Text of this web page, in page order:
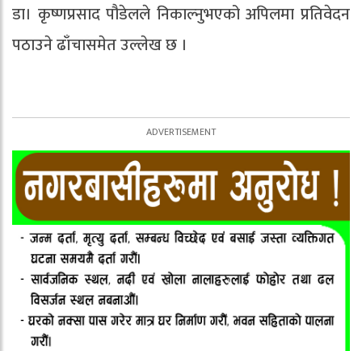
डा। कृष्णप्रसाद पौडेलले निकाल्नुभएको अपिलमा प्रतिवेदन
पठाउने ढाँचासमेत उल्लेख छ ।